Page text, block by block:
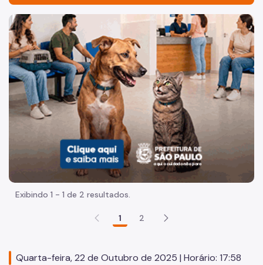
Acesso à Informação
Participação Social
Quadro de Serviços
A Casa Civil
Quem é Quem
Agenda do Secretário-Chefe
Coordenadoria de Ações Municipais (CAM)
Coordenadoria de Participação Social (CPS)
Assessoria de Planejamento (ASPLAN)
Imagem de um cachorro caramelo e uma gata rajada,
Exibindo 1 - 1 de 2 resultados.
1 2
Quarta-feira, 22 de Outubro de 2025 | Horário: 17:58